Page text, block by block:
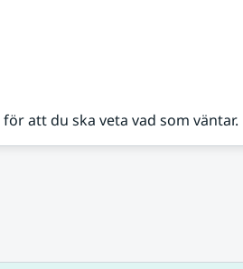
att du ska veta vad som väntar.